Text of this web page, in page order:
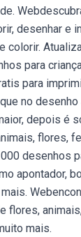
desenhar e
colorir.
para
para
no desenho
depois é
flores,
desenhos
apontador,
flores,
mais.